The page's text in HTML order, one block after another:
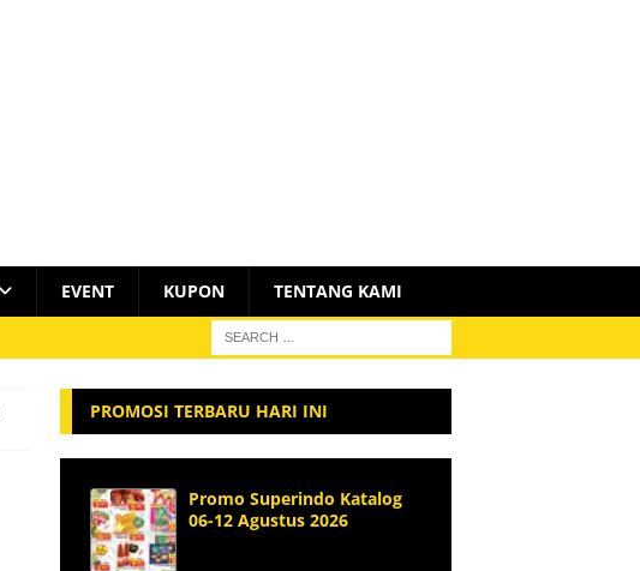
EVENT KUPON TENTANG KAMI
PROMOSI TERBARU HARI INI
Promo Superindo Katalog
06-12 Agustus 2026